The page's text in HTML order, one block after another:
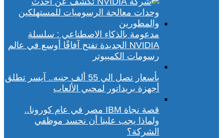
مدعومة بالذكاء الاصطناعي : سلسلة
NVIDIA الجديدة تفتح آفاقًا أوسع في عالم
رسومات الكمبيوتر
بأسعار تصل الي 55 ألف جنيه.. آيسر تطلق
أجهزة بريداتور لمحبي الألعاب
قصة نجاة IBM مصر في عام كورونا..
ولماذا يجب علينا أن نحسد موظفي
الشركة؟